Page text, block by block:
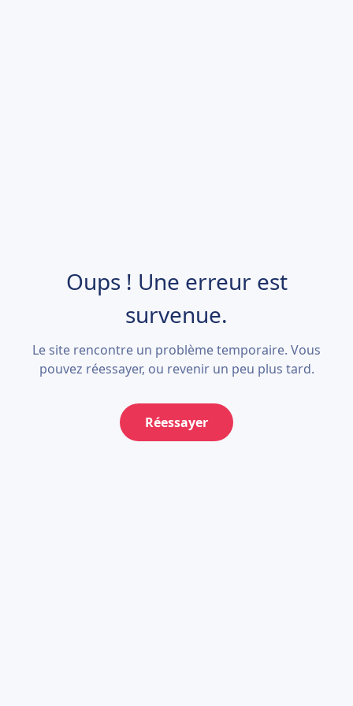
Oups ! Une erreur est
survenue.
Le site rencontre un problème temporaire. Vous
pouvez réessayer, ou revenir un peu plus tard.
Réessayer